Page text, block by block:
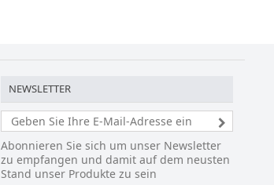
NEWSLETTER
Abonnieren Sie sich um unser Newsletter
zu empfangen und damit auf dem neusten
Stand unser Produkte zu sein